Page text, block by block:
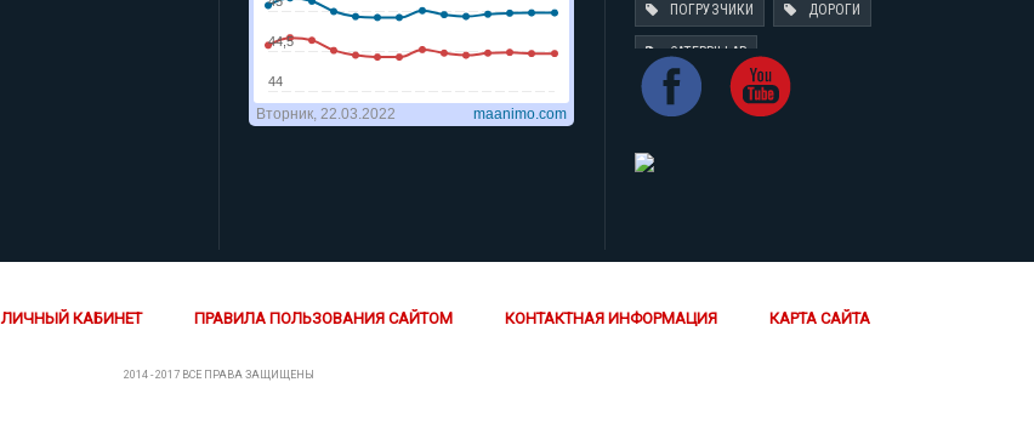
ПОГРУЗЧИКИ ДОРОГИ
CATERPILLAR
ЛИЧНЫЙ КАБИНЕТ ПРАВИЛА ПОЛЬЗОВАНИЯ САЙТОМ КОНТАКТНАЯ ИНФОРМАЦИЯ КАРТА САЙТА
2014 - 2017 ВСЕ ПРАВА ЗАЩИЩЕНЫ